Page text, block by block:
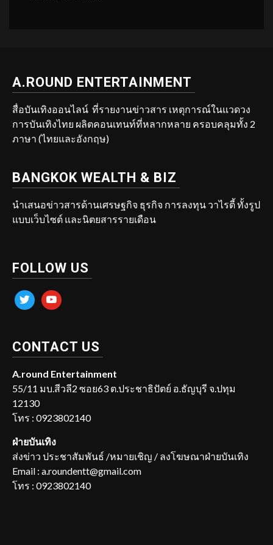
A.ROUND ENTERTAINMENT
สื่อบันเทิงออนไลน์ ที่รายงานข่าวสาร เหตุการณ์ในแวดวง
การบันเทิงไทย ผลิตคอนเทนท์ที่หลากหลาย ครอบคลุมทั้ง 2
ภาษา (ไทยและอังกฤษ)
BANGKOK WEALTH & BIZ
นำเสนอข่าวสารด้านเศรษฐกิจ ธุรกิจ การลงทุน วาไรตี้ ทั้งรูป
แบบเว็บไซต์ และนิตยสารรายเดือน
FOLLOW US
twitter youtube
CONTACT US
A.round Entertainment
55/11 มบ.สีวลี2 ซอย63 ต.ประชาธิปัตย์ อ.ธัญบุรี จ.ปทุม
12130
โทร : 0923802140
ฝ่ายบันเทิง
ส่งข่าว ประชาสัมพันธ์ /หมายเชิญ / ลงโฆษณาฝ่ายบันเทิง
Email : a.roundentt@gmail.com
โทร : 0923802140